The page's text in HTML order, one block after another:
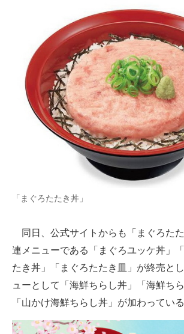
ビジネスと働き方のヒント
AI活用のいまが分かる
企業ITのトレンドを詳説
経営リーダーのコミュニティ
マーケ×ITの今がよく分かる
ITエンジニア向け専門サイト
製造業のIT導入・活用を支援
モノづくり技術者専門サイト
エレクトロニクス専門サイト
「まぐろたたき丼」
同日、公式サイトからも「まぐろた
連メニューである「まぐろユッケ丼」
たき丼」「まぐろたたき皿」が終売と
ューとして「海鮮ちらし丼」「海鮮ち
「山かけ海鮮ちらし丼」が加わっている